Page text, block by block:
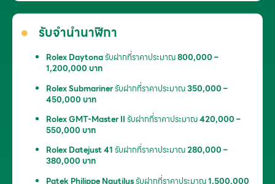
รับจำนำนาฬิกา
Rolex Daytonaรับฝากที่ราคาประมาณ800,000 –
1,200,000 บาท
Rolex Submarinerรับฝากที่ราคาประมาณ350,000 –
450,000 บาท
Rolex GMT-Master IIรับฝากที่ราคาประมาณ420,000 –
550,000 บาท
Rolex Datejust 41รับฝากที่ราคาประมาณ280,000 –
380,000 บาท
Patek Philippe Nautilusรับฝากที่ราคาประมาณ1,500,000